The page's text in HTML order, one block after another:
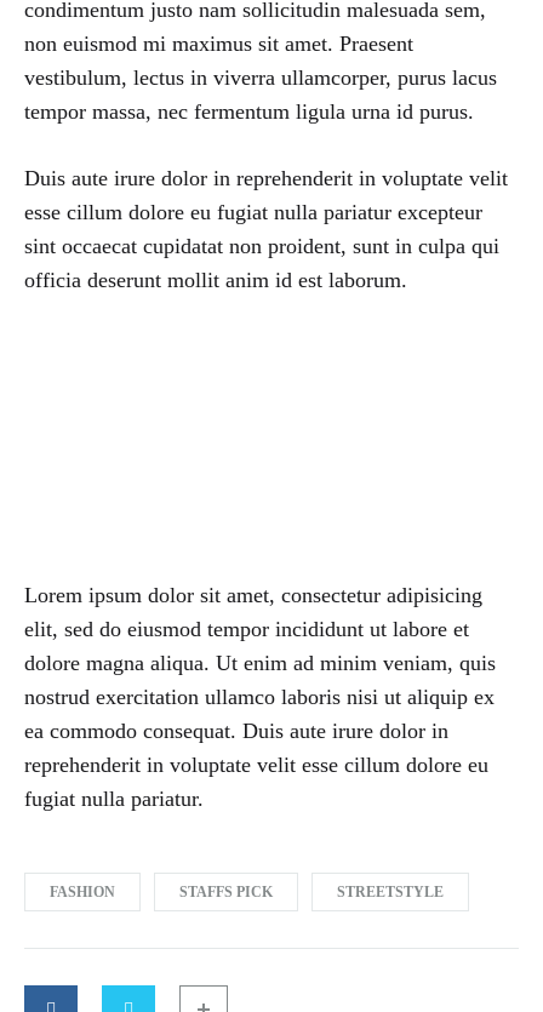
condimentum justo nam sollicitudin malesuada sem,
non euismod mi maximus sit amet. Praesent
vestibulum, lectus in viverra ullamcorper, purus lacus
tempor massa, nec fermentum ligula urna id purus.
Duis aute irure dolor in reprehenderit in voluptate velit
esse cillum dolore eu fugiat nulla pariatur excepteur
sint occaecat cupidatat non proident, sunt in culpa qui
officia deserunt mollit anim id est laborum.
Lorem ipsum dolor sit amet, consectetur adipisicing
elit, sed do eiusmod tempor incididunt ut labore et
dolore magna aliqua. Ut enim ad minim veniam, quis
nostrud exercitation ullamco laboris nisi ut aliquip ex
ea commodo consequat. Duis aute irure dolor in
reprehenderit in voluptate velit esse cillum dolore eu
fugiat nulla pariatur.
FASHION STAFFS PICK STREETSTYLE